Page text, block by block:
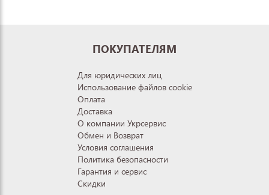
ПОКУПАТЕЛЯМ
Для юридических лиц
Использование файлов cookie
Оплата
Доставка
О компании Укрсервис
Обмен и Возврат
Условия соглашения
Политика безопасности
Гарантия и сервис
Скидки